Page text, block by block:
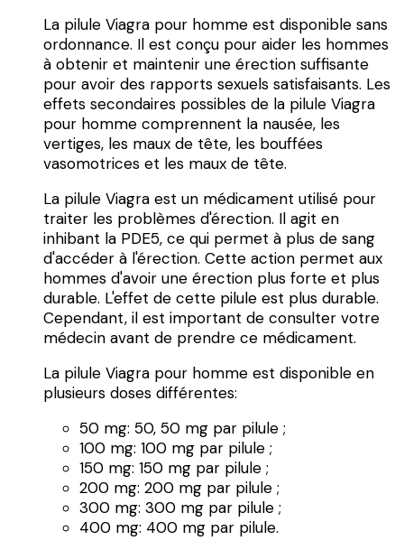
La pilule Viagra pour homme est disponible sans
ordonnance. Il est conçu pour aider les hommes
à obtenir et maintenir une érection suffisante
pour avoir des rapports sexuels satisfaisants. Les
effets secondaires possibles de la pilule Viagra
pour homme comprennent la nausée, les
vertiges, les maux de tête, les bouffées
vasomotrices et les maux de tête.
La pilule Viagra est un médicament utilisé pour
traiter les problèmes d'érection. Il agit en
inhibant la PDE5, ce qui permet à plus de sang
d'accéder à l'érection. Cette action permet aux
hommes d'avoir une érection plus forte et plus
durable. L'effet de cette pilule est plus durable.
Cependant, il est important de consulter votre
médecin avant de prendre ce médicament.
La pilule Viagra pour homme est disponible en
plusieurs doses différentes:
50 mg: 50, 50 mg par pilule ;
100 mg: 100 mg par pilule ;
150 mg: 150 mg par pilule ;
200 mg: 200 mg par pilule ;
300 mg: 300 mg par pilule ;
400 mg: 400 mg par pilule.